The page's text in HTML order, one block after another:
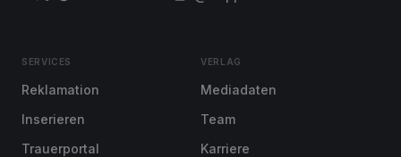
SERVICES
Reklamation
Inserieren
Trauerportal
VERLAG
Mediadaten
Team
Karriere